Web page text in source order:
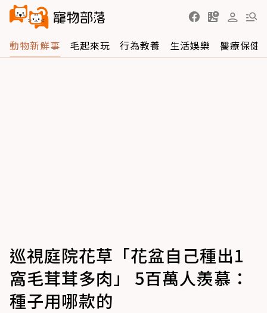
動物新鮮事 毛起來玩 行為教養 生活娛樂 醫療保健
巡視庭院花草「花盆自己種出1
窩毛茸茸多肉」 5百萬人羨慕：
種子用哪款的